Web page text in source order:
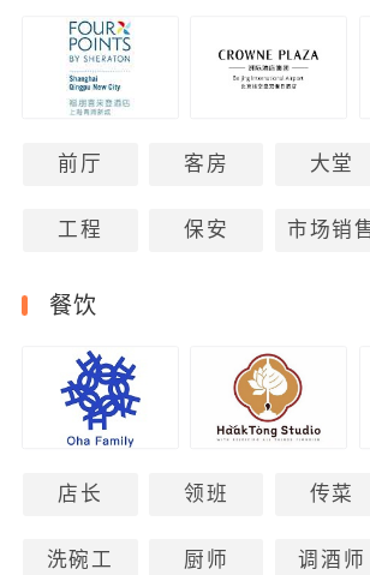
前厅 客房 大堂
工程 保安 市场销
餐饮
店长 领班 传菜
洗碗工 厨师 调酒师